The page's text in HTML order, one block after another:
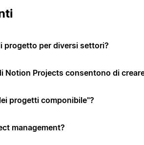
progetto per diversi settori?
Notion Projects consentono di
progetti componibile"?
management?